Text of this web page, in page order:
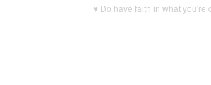
♥ Do have faith in what you're